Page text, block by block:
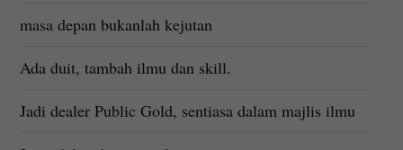
masa depan bukanlah kejutan
Ada duit, tambah ilmu dan skill.
Jadi dealer Public Gold, sentiasa dalam majlis ilmu